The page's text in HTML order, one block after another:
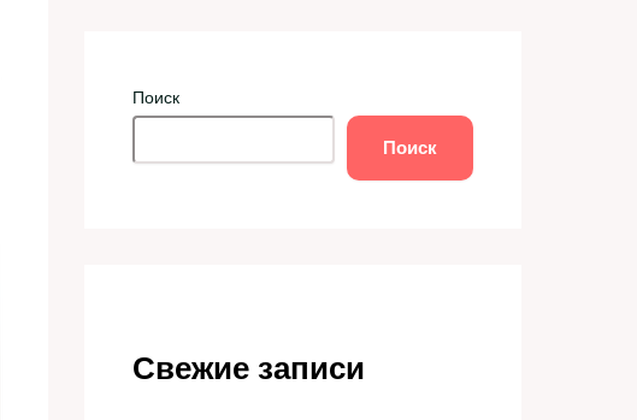
Поиск
Поиск
Свежие записи